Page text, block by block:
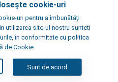
cookie-uri
uri pentru a îmbunătăți
utilizarea site-ul nostru sunteti
în conformitate cu politica
de Cookie.
Sunt de acord
Local